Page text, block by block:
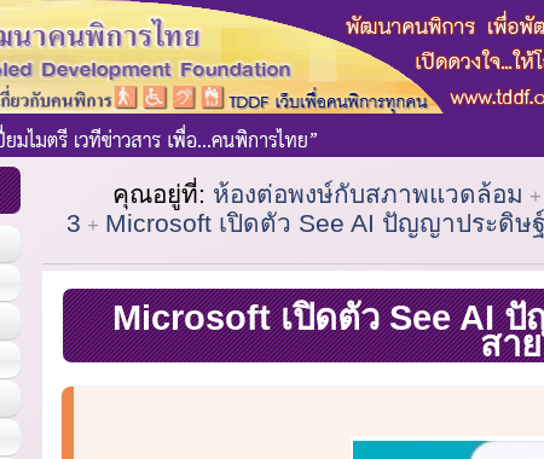
คุณอยู่ที่: ห้องต่อพงษ์กับสภาพแวดล้อม
3
Microsoft เปิดตัว See AI ปัญญาประดิษ
Microsoft เปิดตัว See AI
สา